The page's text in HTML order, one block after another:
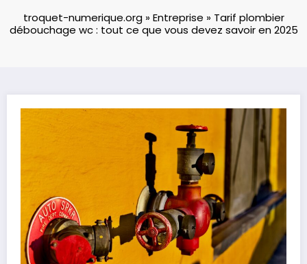
troquet-numerique.org»Entreprise » Tarif plombier
débouchage wc : tout ce que vous devez savoir en 2025